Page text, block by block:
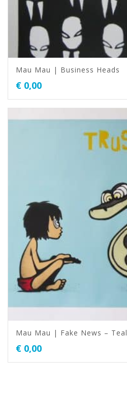
Mau Mau | Business Heads
€ 0,00
Mau Mau | Fake News – Teal
€ 0,00